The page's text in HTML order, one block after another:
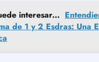
interesar...
de 1 y 2 Esdras: Una